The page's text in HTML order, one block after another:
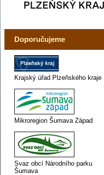
Doporučujeme
Krajský úřad Plzeňského kraje
Mikroregion Šumava Západ
Svaz obcí Národního parku
Šumava